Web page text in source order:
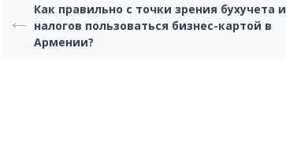
Как правильно с точки зрения бухучета и
налогов пользоваться бизнес-картой в
Армении?